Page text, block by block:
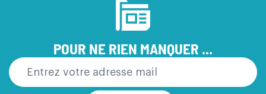
POUR NE RIEN MANQUER ...